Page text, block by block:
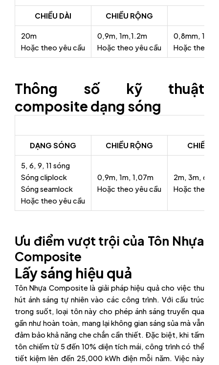
CHIỀU DÀI CHIỀU RỘNG
20m
Hoặc theo yêu cầu
0,9m, 1m,1.2m
Hoặc theo yêu cầu
0,8mm,
Hoặc theo
Thông số kỹ thuật
composite dạng sóng
DẠNG SÓNG CHIỀU RỘNG CHIỀU
5, 6, 9, 11 sóng
Sóng cliplock
Sóng seamlock
Hoặc theo yêu cầu
0,9m, 1m, 1,07m
Hoặc theo yêu cầu
2m, 3m, 6m,
Hoặc theo
Ưu điểm vượt trội của Tôn Nhựa
Composite
Lấy sáng hiệu quả
Tôn Nhựa Composite là giải pháp hiệu quả cho việc thu
hút ánh sáng tự nhiên vào các công trình. Với cấu trúc
trong suốt, loại tôn này cho phép ánh sáng truyền qua
gần như hoàn toàn, mang lại không gian sáng sủa mà vẫn
đảm bảo khả năng che chắn cần thiết. Đặc biệt, khi tấm
tôn chiếm từ 5 đến 10% diện tích mái, công trình có thể
tiết kiệm lên đến 25,000 kWh điện mỗi năm. Việc này